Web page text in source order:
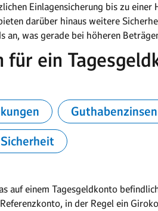
Einlagensicherung bis zu
darüber hinaus weitere
an, was gerade bei höheren
ein
Guthabenzinsen
Sicherheit
auf einem Tagesgeldkonto
in der Regel ein